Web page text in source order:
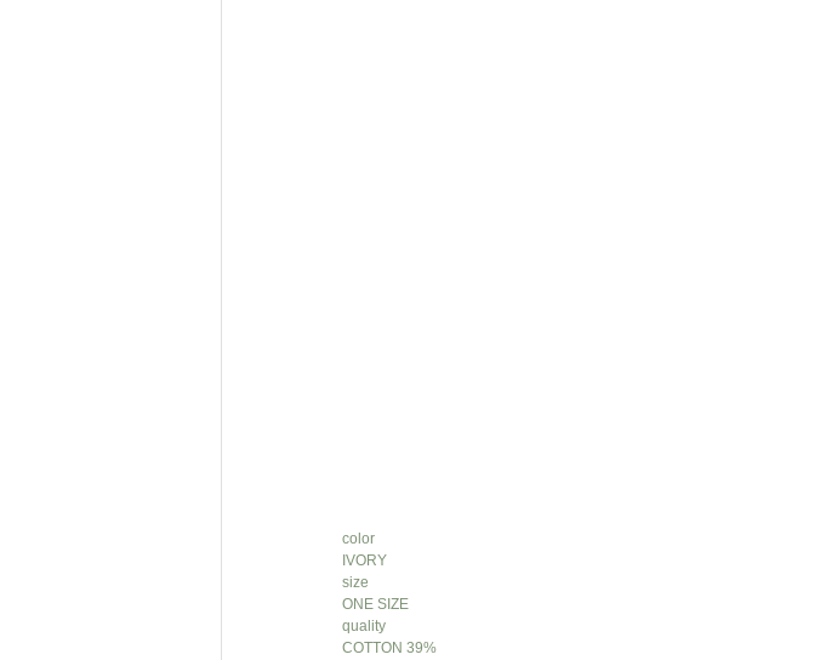
color
IVORY
size
ONE SIZE
quality
COTTON 39%